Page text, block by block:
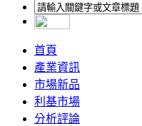
首頁
產業資訊
市場新品
利基市場
分析評論